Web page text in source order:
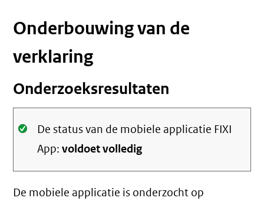
Onderbouwing van de
verklaring
Onderzoeksresultaten
Oké.
De status van de mobiele applicatie FIXI
App:voldoet volledig
De mobiele applicatie is onderzocht op